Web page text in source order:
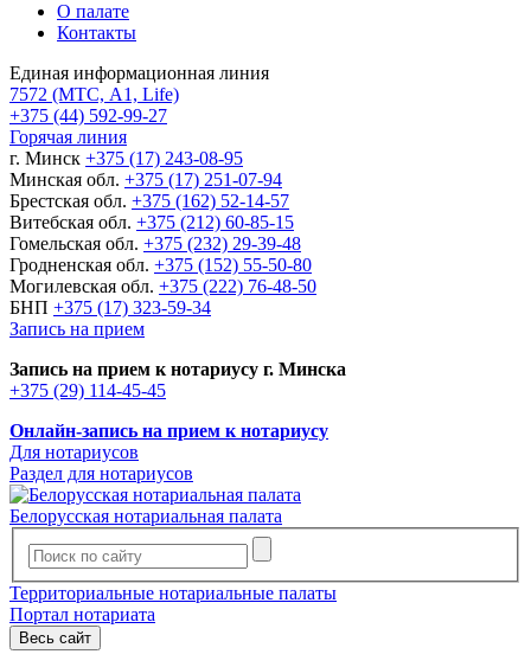
О палате
Контакты
Единая информационная линия
7572 (МТС, A1, Life)
+375 (44) 592-99-27
Горячая линия
г. Минск +375 (17) 243-08-95
Минская обл. +375 (17) 251-07-94
Брестская обл. +375 (162) 52-14-57
Витебская обл. +375 (212) 60-85-15
Гомельская обл. +375 (232) 29-39-48
Гродненская обл. +375 (152) 55-50-80
Могилевская обл. +375 (222) 76-48-50
БНП +375 (17) 323-59-34
Запись на прием
Запись на прием к нотариусу г. Минска
+375 (29) 114-45-45
Онлайн-запись на прием к нотариусу
Для нотариусов
Раздел для нотариусов
Белорусская нотариальная палата
Территориальные нотариальные палаты
Портал нотариата
Весь сайт